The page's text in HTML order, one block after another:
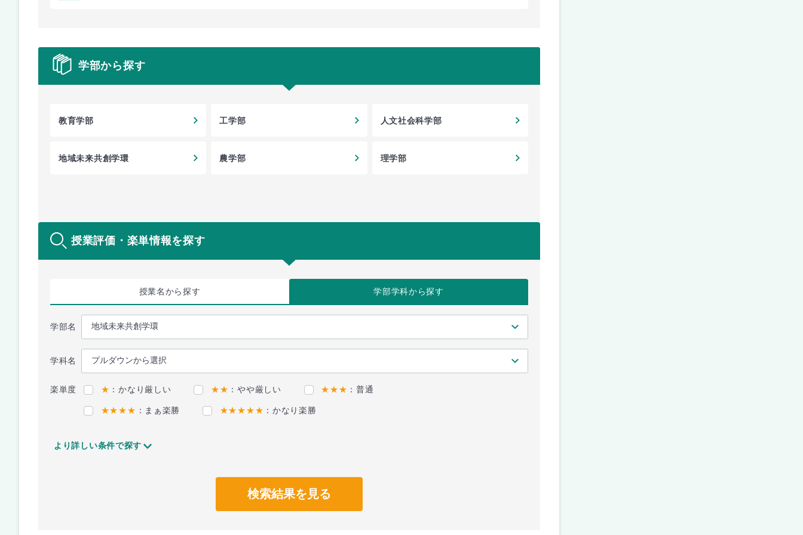
学部から探す
教育学部 工学部 人文社会科学部
地域未来共創学環 農学部 理学部
授業評価・楽単情報を探す
授業名から探す 学部学科から探す
学部名
学科名
楽単度 ★ ：かなり厳しい ★★ ：やや厳しい ★★★ ：普通
★★★★ ：まぁ楽勝 ★★★★★ ：かなり楽勝
より詳しい条件で探す
検索結果を見る